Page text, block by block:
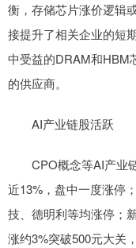
衡，存储芯片涨价逻辑
接提升了相关企业的短
中受益的DRAM和HBM
的供应商。
AI产业链股活跃
CPO概念等AI产业链
近13%，盘中一度涨停
技、德明利等均涨停；
涨约3%突破500元大关